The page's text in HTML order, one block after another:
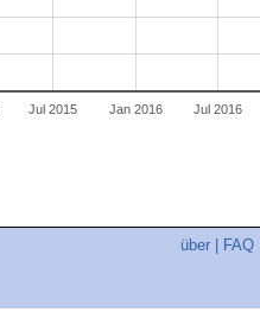
Jul 2015 Jan 2016 Jul 2016
über FAQ